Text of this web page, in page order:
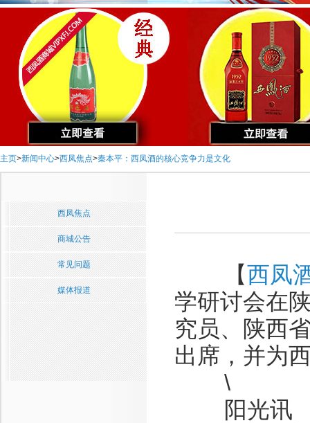
主页>新闻中心>西凤焦点>秦本平：西凤酒的核心竞争力是文化
西凤焦点
商城公告
常见问题
媒体报道
【西凤
学研讨会在
究员、陕西
出席，并为
\
阳光讯 （